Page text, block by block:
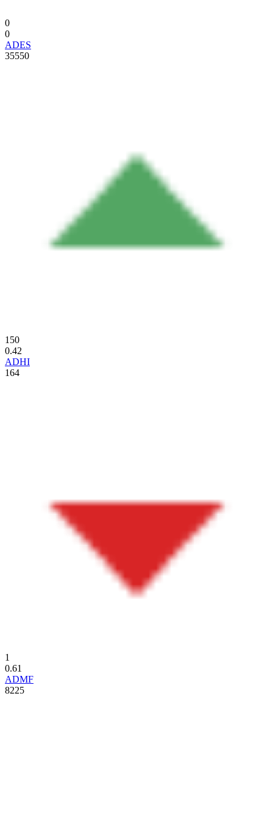
0
0
ADES
35550
150
0.42
ADHI
164
1
0.61
ADMF
8225